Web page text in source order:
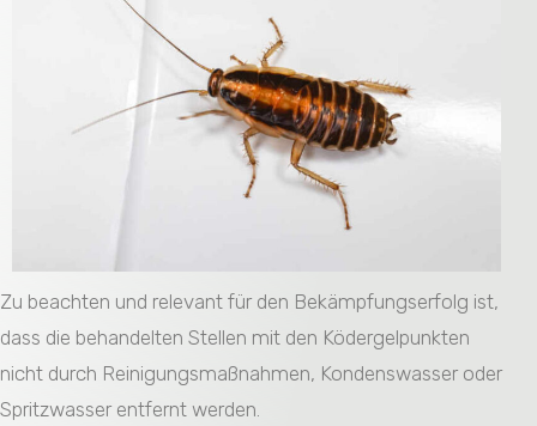
Zu beachten und relevant für den Bekämpfungserfolg ist,
dass die behandelten Stellen mit den Ködergelpunkten
nicht durch Reinigungsmaßnahmen, Kondenswasser oder
Spritzwasser entfernt werden.